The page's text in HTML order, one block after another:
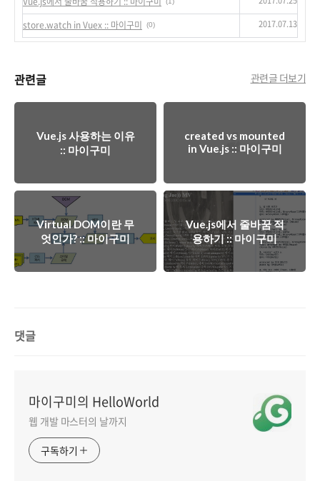
store.watch in Vuex :: 마이구미 (0) 2017.07.13
관련글 관련글 더보기
Vue.js 사용하는 이유
:: 마이구미
created vs mounted
in Vue.js :: 마이구미
Virtual DOM이란 무
엇인가? :: 마이구미
Vue.js에서 줄바꿈 적
용하기 :: 마이구미
댓글
마이구미의 HelloWorld
웹 개발 마스터의 날까지
구독하기